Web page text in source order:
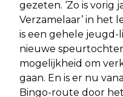
gezeten. ‘Zo is vorig
Verzamelaar’ in het
is een gehele jeugd-
nieuwe
mogelijkheid om
gaan. En is er nu
Bingo-route door